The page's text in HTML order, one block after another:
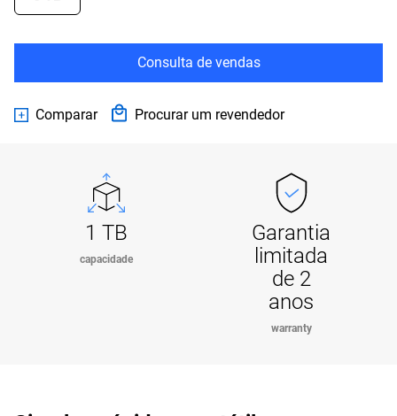
Consulta de vendas
Comparar Procurar um revendedor
1 TB
capacidade
Garantia
limitada
de 2
anos
warranty